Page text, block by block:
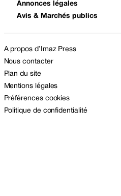
Annonces légales
Avis & Marchés publics
A propos d’Imaz Press
Nous contacter
Plan du site
Mentions légales
Préférences cookies
Politique de confidentialité